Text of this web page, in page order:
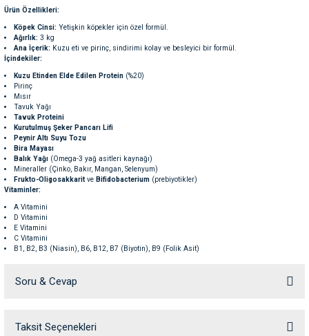
Temizlik
Ek Besinler
Kapları
Ek Besinleri
Ürün Özellikleri:
Köpek Cinsi: Yetişkin köpekler için özel formül.
Ağırlık: 3 kg
Ana İçerik: Kuzu eti ve pirinç, sindirimi kolay ve besleyici bir formül.
İçindekiler:
Kuzu Etinden Elde Edilen Protein (%20)
Pirinç
Mısır
Tavuk Yağı
Tavuk Proteini
Kurutulmuş Şeker Pancarı Lifi
Peynir Altı Suyu Tozu
Bira Mayası
Balık Yağı (Omega-3 yağ asitleri kaynağı)
Mineraller (Çinko, Bakır, Mangan, Selenyum)
Frukto-Oligosakkarit ve Bifidobacterium (prebiyotikler)
Vitaminler:
A Vitamini
D Vitamini
E Vitamini
C Vitamini
B1, B2, B3 (Niasin), B6, B12, B7 (Biyotin), B9 (Folik Asit)
Mineraller:
İyot
Soru & Cevap
Ürün hakkında henüz soru sorulmamış.
Taksit Seçenekleri